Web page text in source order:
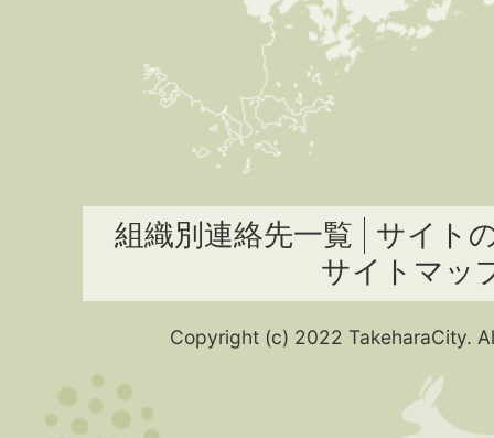
組織別連絡先一覧
サイト
サイトマッ
Copyright (c) 2022 TakeharaCity.